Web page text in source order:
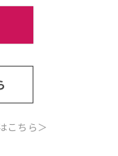
こちら ＞